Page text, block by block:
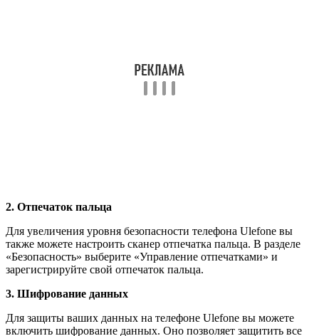
2. Отпечаток пальца
Для увеличения уровня безопасности телефона Ulefone вы
также можете настроить сканер отпечатка пальца. В разделе
«Безопасность» выберите «Управление отпечатками» и
зарегистрируйте свой отпечаток пальца.
3. Шифрование данных
Для защиты ваших данных на телефоне Ulefone вы можете
включить шифрование данных. Оно позволяет защитить все